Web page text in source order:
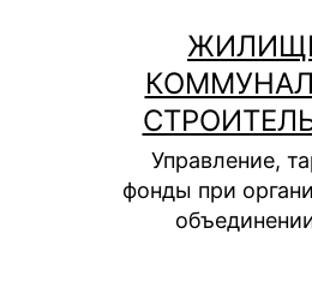
содержимому
Управление,
фонды при